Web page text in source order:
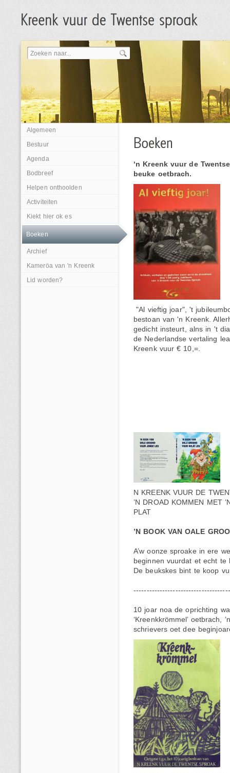
Algemeen
Bestuur
Agenda
Bodbreef
Helpen onthoolden
Activiteiten
Kiekt hier ok es
Boeken
Archief
Kameröa van 'n Kreenk
Lid worden?
‘n Kreenk vuur de
beuke oetbrach.
"Al vieftig joar", 't
bestoan van 'n Kreenk.
gedicht insteurt, alns in 't
de Nederlandse vertaling
Kreenk vuur € 10,=.
N KREENK VUUR DE
’N DROAD KOMMEN MET
PLAT
’N BOOK VAN OALE
A’w oonze sproake in ere
beginnen vuurdat et echt te
De beukskes bint te koop
10 joar noa de oprichting
‘Kreenkkrömmel’ oetbrach,
schrievers oet dee